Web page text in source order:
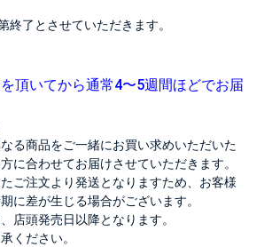
終了とさせていただきます。
頂いてから通常4〜5週間ほどでお届
る商品をご一緒にお買い求めいただいた
に合わせてお届けさせていただきます。
ご注文より発送となりますため、お客様
に差が生じる場合がございます。
店頭発売日以降となります。
ください。